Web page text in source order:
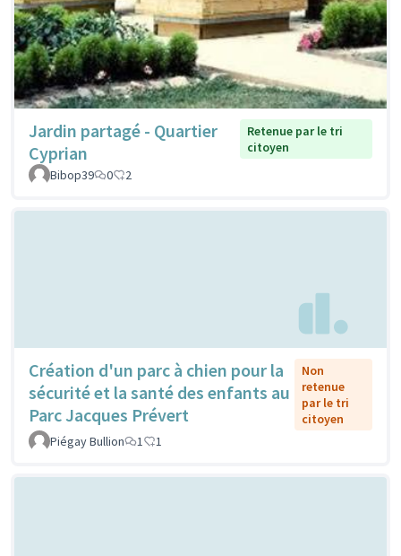
Jardin partagé - Quartier
Cyprian
Retenue par le tri
citoyen
Bibop39
0 2
Création d'un parc à chien pour la
sécurité et la santé des enfants au
Parc Jacques Prévert
Non
retenue
par le tri
citoyen
Piégay Bullion
1 1